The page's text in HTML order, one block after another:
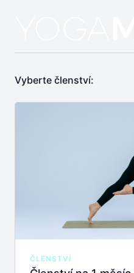
Vyberte členství:
ČLENSTVÍ